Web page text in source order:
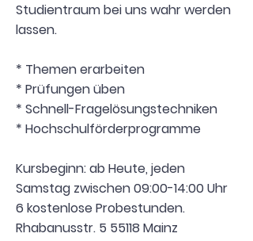
Studientraum bei uns wahr werden
lassen.
* Themen erarbeiten
* Prüfungen üben
* Schnell-Fragelösungstechniken
* Hochschulförderprogramme
Kursbeginn: ab Heute, jeden
Samstag zwischen 09:00-14:00 Uhr
6 kostenlose Probestunden.
Rhabanusstr. 5 55118 Mainz